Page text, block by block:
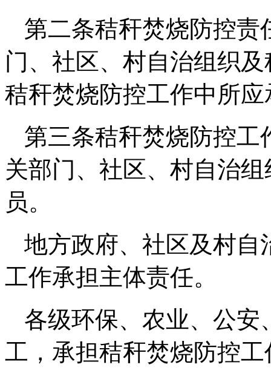
第二条秸秆焚烧防控责
门、社区、村自治组织
秸秆焚烧防控工作中所
第三条秸秆焚烧防控工
关部门、社区、村自治
员。
地方政府、社区及村自
工作承担主体责任。
各级环保、农业、公安
工，承担秸秆焚烧防控